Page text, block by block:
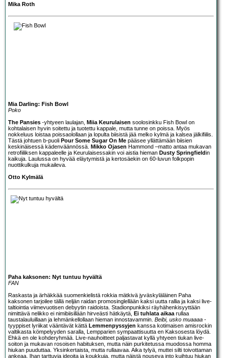
Mika Roth
Mia Darling: Fish Bowl
Poko
The Pansies -yhtyeen laulajan, Miia Keurulaisen soolosinkku Fish Bowl on
kohtalaisen hyvin soitettu ja tuotettu kappale, mutta tunne on poissa. Myös
nokkeluus loistaa poissaolollaan ja lopulta biisistä jää melko kylmä ja kalsea jälkifiilis.
Tästä johtuen b-puoli Pour Some Sugar On Me pääsee yllättämään biisien
keskinäisessä kädenväännössä. Mikko Ojasen Hammond –matto antaa mukavan
retrofiiliksen kappaleelle ja Keurulaisessakin voi aistia hieman Dusty Springfieldin
kaikuja. Laulussa on hyvää eläytymistä ja kertosäekin on 60-luvun folkpopin
nuottikulkuja mukaileva.
Otto Kylmälä
Paha kaksonen: Nyt tuntuu hyvältä
FAN
Raskasta ja ärhäkkää suomenkielistä rokkia mätkivä jyväskyläläinen Paha
kaksonen tarjoilee tällä neljän raidan promosinglellään kaksi uutta rallia ja kaksi live-
taltiointia viimevuotisen debyytin raidoista. Stadionpunkiksi räyhähenkisyyttään
nimittävä nelikko ei nimibiisillään hirveästi hätkäytä, Ei tuhlata aikaa rullaa
taustalauluillaan ja lehmänkellollaan hieman innostavammin. Beibi, usko muaaaa -
tyyppiset lyriikat vääntävät kättä Lemmenpyssyjen kanssa kotimaisen amisrockin
valtikasta kömpelyyden saralla, Lempparien sympaattisuutta en Kaksosesta löydä.
Ehkä en ole kohderyhmää. Live-nauhoitteet paljastavat kyllä yhtyeen tiukan live-
soiton ja mukavan rosoisen habituksen, mutta näin purkitetussa muodossa homma
hiukan puuduttaa. Yksinkertaista, mutta rullaavaa. Aika tylyä, muttei silti toivottaman
ankeaa. Ihan tarttuvia ideoita ja koukkuja, mutta näistä nouseva into kuihtuu hiukan